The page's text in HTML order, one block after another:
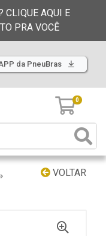
CLIQUE AQUI E
PRA VOCÊ
da PneuBras
0
VOLTAR